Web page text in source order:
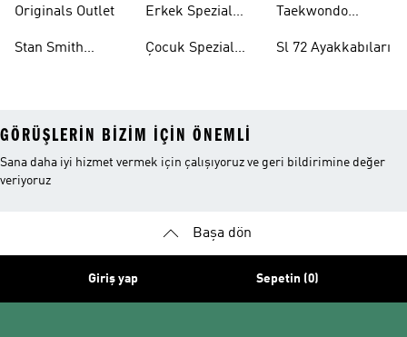
Originals Outlet
Stan Smith
Erkek Spezial
Çocuk Spezial
Taekwondo
Sl 72 Ayakkabıları
GÖRÜŞLERIN BIZIM IÇIN ÖNEMLI
Sana daha iyi hizmet vermek için çalışıyoruz ve geri bildirimine değer
veriyoruz
Başa dön
Giriş yap Sepetin (0)